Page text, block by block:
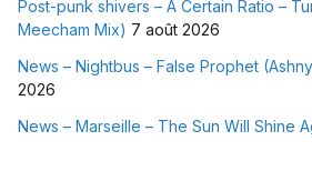
Post-punk shivers – A Certain Ratio –
Meecham Mix) 7 août 2026
News – Nightbus – False Prophet
2026
News – Marseille – The Sun Will Shine